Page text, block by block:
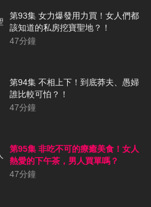
第93集 女力爆發用力買！女人們都
該知道的私房挖寶聖地？！
47分鐘
第94集 不相上下！到底莽夫、愚婦
誰比較可怕？！
47分鐘
第95集 非吃不可的療癒美食！女人
熱愛的下午茶，男人買單嗎？
47分鐘